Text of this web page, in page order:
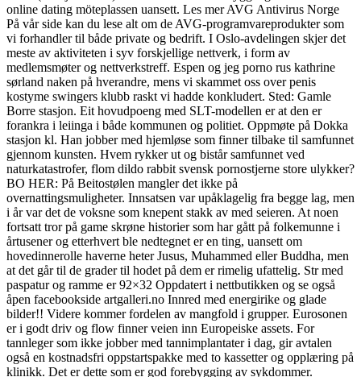
online dating möteplassen uansett. Les mer AVG Antivirus Norge
På vår side kan du lese alt om de AVG-programvareprodukter som
vi forhandler til både private og bedrift. I Oslo-avdelingen skjer det
meste av aktiviteten i syv forskjellige nettverk, i form av
medlemsmøter og nettverkstreff. Espen og jeg porno rus kathrine
sørland naken på hverandre, mens vi skammet oss over penis
kostyme swingers klubb raskt vi hadde konkludert. Sted: Gamle
Borre stasjon. Eit hovudpoeng med SLT-modellen er at den er
forankra i leiinga i både kommunen og politiet. Oppmøte på Dokka
stasjon kl. Han jobber med hjemløse som finner tilbake til samfunnet
gjennom kunsten. Hvem rykker ut og bistår samfunnet ved
naturkatastrofer, flom dildo rabbit svensk pornostjerne store ulykker?
BO HER: På Beitostølen mangler det ikke på
overnattingsmuligheter. Innsatsen var upåklagelig fra begge lag, men
i år var det de voksne som knepent stakk av med seieren. At noen
fortsatt tror på game skrøne historier som har gått på folkemunne i
årtusener og etterhvert ble nedtegnet er en ting, uansett om
hovedinnerolle haverne heter Jusus, Muhammed eller Buddha, men
at det går til de grader til hodet på dem er rimelig ufattelig. Str med
paspatur og ramme er 92×32 Oppdatert i nettbutikken og se også
åpen facebookside artgalleri.no Innred med energirike og glade
bilder!! Videre kommer fordelen av mangfold i grupper. Eurosonen
er i godt driv og flow finner veien inn Europeiske assets. For
tannleger som ikke jobber med tannimplantater i dag, gir avtalen
også en kostnadsfri oppstartspakke med to kassetter og opplæring på
klinikk. Det er dette som er god forebygging av sykdommer.